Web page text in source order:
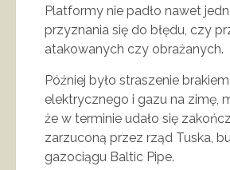
Platformy nie padło nawet
przyznania się do błędu, czy
atakowanych czy obrażanych.
Później było straszenie
elektrycznego i gazu na zimę,
że w terminie udało się
zarzuconą przez rząd Tuska,
gazociągu Baltic Pipe.